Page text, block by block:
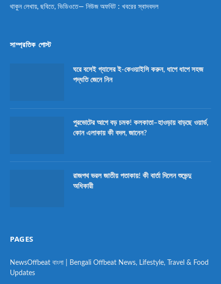
থাকুন লেখায়, ছবিতে, ভিডিওতে— নিউজ অফবিট : খবরের স্বাদবদল
সাম্প্রতিক পোস্ট
ঘরে বসেই গ্যাসের ই-কেওয়াইসি করুন, ধাপে ধাপে সহজ
পদ্ধতি জেনে নিন
পুরভোটের আগে বড় চমক! কলকাতা–হাওড়ায় বাড়ছে ওয়ার্ড,
কোন এলাকায় কী বদল, জানেন?
রাজপথ ভরল জাতীয় পতাকায়! কী বার্তা দিলেন শুভেন্দু
অধিকারী
PAGES
NewsOffbeat বাংলা | Bengali Offbeat News, Lifestyle, Travel & Food
Updates